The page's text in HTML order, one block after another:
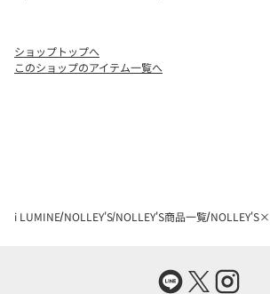
ショップトップへ
このショップのアイテム一覧へ
i LUMINE NOLLEY'S NOLLEY'S商品一覧